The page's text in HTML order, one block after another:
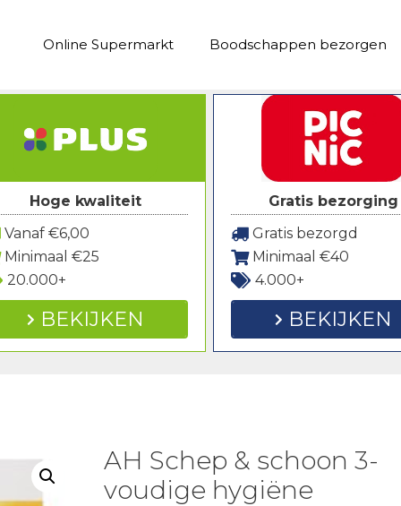
Online Supermarkt Boodschappen bezorgen
Hoge kwaliteit
Vanaf €6,00
Minimaal €25
20.000+
BEKIJKEN
Gratis bezorging
Gratis bezorgd
Minimaal €40
4.000+
BEKIJKEN
AH Schep & schoon 3-
voudige hygiëne